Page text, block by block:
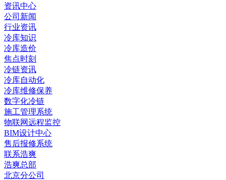
资讯中心
公司新闻
行业资讯
冷库知识
冷库造价
焦点时刻
冷链资讯
冷库自动化
冷库维修保养
数字化冷链
施工管理系统
物联网远程监控
BIM设计中心
售后报修系统
联系浩爽
浩爽总部
北京分公司